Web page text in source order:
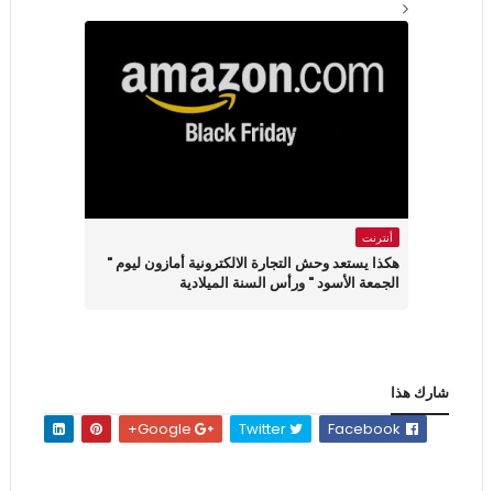
أنترنت
هكذا يستعد وحش التجارة الالكترونية أمازون ليوم "
الجمعة الأسود " ورأس السنة الميلادية
شارك هذا
Twitter